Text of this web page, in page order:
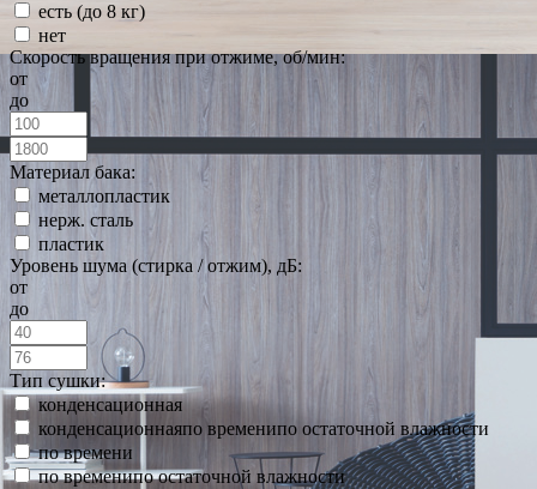
есть (до 8 кг)
нет
Скорость вращения при отжиме, об/мин:
от
до
Материал бака:
металлопластик
нерж. сталь
пластик
Уровень шума (стирка / отжим), дБ:
от
до
Тип сушки:
конденсационная
конденсационнаяпо временипо остаточной влажности
по времени
по временипо остаточной влажности